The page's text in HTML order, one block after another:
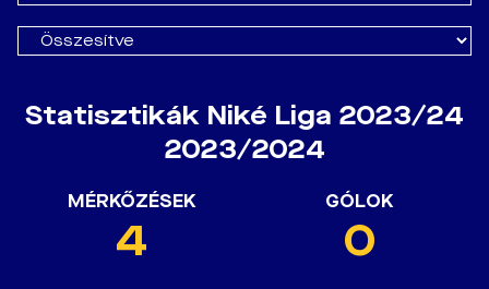
Statisztikák Niké Liga 2023/24
2023/2024
MÉRKŐZÉSEK
4
GÓLOK
0